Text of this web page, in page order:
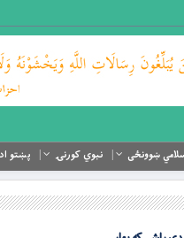
ښوونځی نبوي کورنۍ پښتو